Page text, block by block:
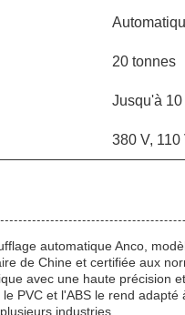
20 tonnes
Jusqu'à 10
380 V, 110
automatique Anco,
de Chine et certifiée aux
avec une haute précision
PVC et l'ABS le rend
industries.